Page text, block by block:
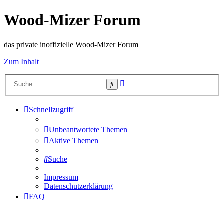
Wood-Mizer Forum
das private inoffizielle Wood-Mizer Forum
Zum Inhalt
Suche
Schnellzugriff
Unbeantwortete Themen
Aktive Themen
Suche
Impressum
Datenschutzerklärung
FAQ